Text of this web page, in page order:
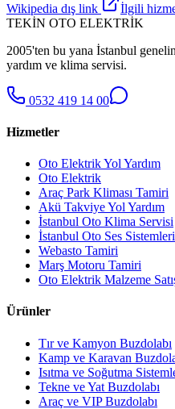
Wikipedia dış link
İlgili
TEKİN OTO ELEKTRİK
2005'ten bu yana İstanbul
yardım ve klima servisi.
0532 419 14 00
Hizmetler
Oto Elektrik Yol Yardım
Oto Elektrik
Araç Park Kliması Tamiri
Akü Takviye Yol Yardım
İstanbul Oto Klima Servisi
İstanbul Oto Ses Sistemleri
Webasto Tamiri
Marş Motoru Tamiri
Oto Elektrik Malzeme
Ürünler
Tır ve Kamyon Buzdolabı
Kamp ve Karavan
Isıtma ve Soğutma
Tekne ve Yat Buzdolabı
Araç ve VIP Buzdolabı